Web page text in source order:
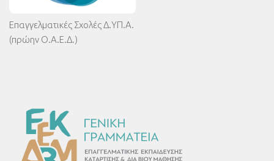
Επαγγελματικές Σχολές Δ.ΥΠ.Α.
(πρώην Ο.Α.Ε.Δ.)